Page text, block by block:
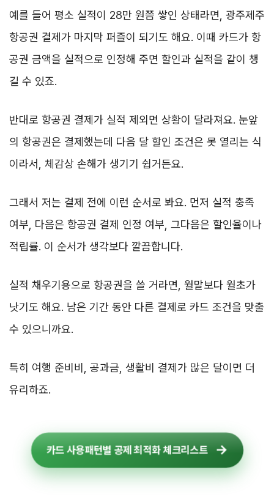
예를 들어 평소 실적이 28만 원쯤 쌓인 상태라면, 광주제주
항공권 결제가 마지막 퍼즐이 되기도 해요. 이때 카드가 항
공권 금액을 실적으로 인정해 주면 할인과 실적을 같이 챙
길 수 있죠.
반대로 항공권 결제가 실적 제외면 상황이 달라져요. 눈앞
의 항공권은 결제했는데 다음 달 할인 조건은 못 열리는 식
이라서, 체감상 손해가 생기기 쉽거든요.
그래서 저는 결제 전에 이런 순서로 봐요. 먼저 실적 충족
여부, 다음은 항공권 결제 인정 여부, 그다음은 할인율이나
적립률. 이 순서가 생각보다 깔끔합니다.
실적 채우기용으로 항공권을 쓸 거라면, 월말보다 월초가
낫기도 해요. 남은 기간 동안 다른 결제로 카드 조건을 맞출
수 있으니까요.
특히 여행 준비비, 공과금, 생활비 결제가 많은 달이면 더
유리하죠.
카드 사용패턴별 공제 최적화 체크리스트